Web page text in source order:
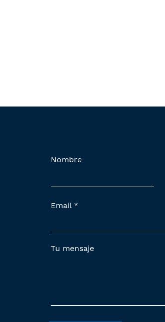
Nombre
Email
Tu mensaje